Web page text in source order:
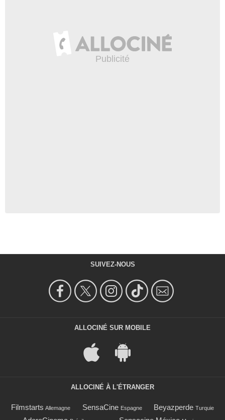
SUIVEZ-NOUS
ALLOCINÉ SUR MOBILE
ALLOCINÉ À L'ÉTRANGER
Filmstarts Allemagne SensaCine Espagne Beyazperde Turquie